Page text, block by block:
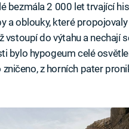
bezmála 2 000 let trvající
a oblouky, které
do výtahu a nechají
bylo hypogeum celé
z horních pater